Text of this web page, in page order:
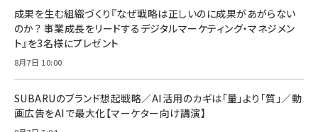
成果を生む組織づくり『なぜ戦略は正しいのに成果があがらない
のか？ 事業成長をリードするデジタルマーケティング・マネジメン
ト』を3名様にプレゼント
8月7日 10:00
SUBARUのブランド想起戦略／AI活用のカギは「量」より「質」／動
画広告をAIで最大化【マーケター向け講演】